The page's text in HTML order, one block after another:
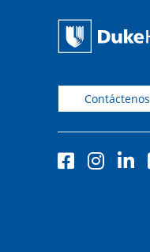
Contáctenos